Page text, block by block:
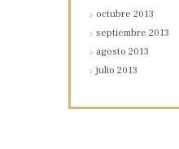
octubre2013
septiembre2013
agosto2013
julio2013